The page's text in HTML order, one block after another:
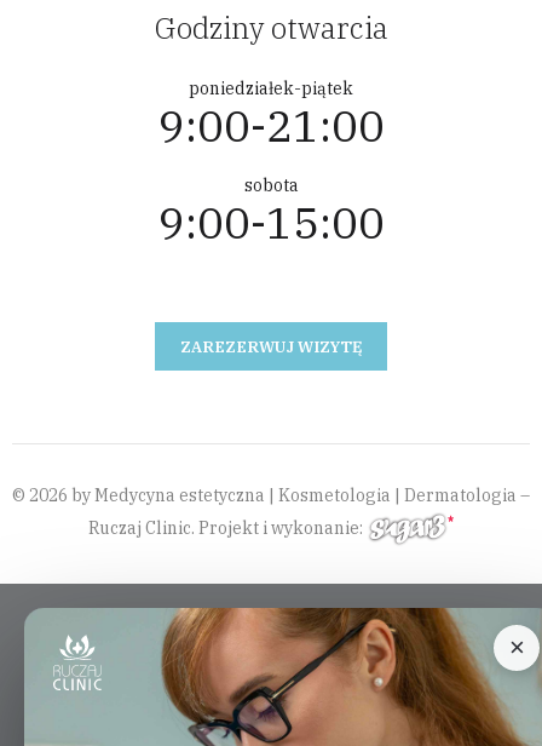
Godziny otwarcia
poniedziałek-piątek
9:00-21:00
sobota
9:00-15:00
ZAREZERWUJ WIZYTĘ
© 2026 by Medycyna estetyczna | Kosmetologia | Dermatologia –
Ruczaj Clinic. Projekt i wykonanie:
×